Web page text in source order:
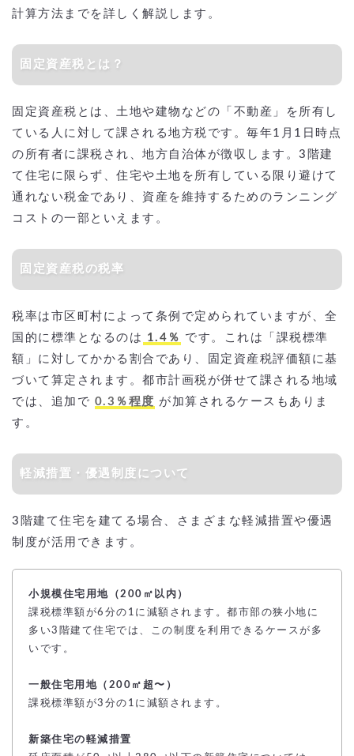
計算方法までを詳しく解説します。
固定資産税とは？
固定資産税とは、土地や建物などの「不動産」を所有し
ている人に対して課される地方税です。毎年1月1日時点
の所有者に課税され、地方自治体が徴収します。3階建
て住宅に限らず、住宅や土地を所有している限り避けて
通れない税金であり、資産を維持するためのランニング
コストの一部といえます。
固定資産税の税率
税率は市区町村によって条例で定められていますが、全
国的に標準となるのは 1.4％ です。これは「課税標準
額」に対してかかる割合であり、固定資産税評価額に基
づいて算定されます。都市計画税が併せて課される地域
では、追加で 0.3％程度 が加算されるケースもありま
す。
軽減措置・優遇制度について
3階建て住宅を建てる場合、さまざまな軽減措置や優遇
制度が活用できます。
小規模住宅用地（200㎡以内）
課税標準額が6分の1に減額されます。都市部の狭小地に
多い3階建て住宅では、この制度を利用できるケースが多
いです。
一般住宅用地（200㎡超〜）
課税標準額が3分の1に減額されます。
新築住宅の軽減措置